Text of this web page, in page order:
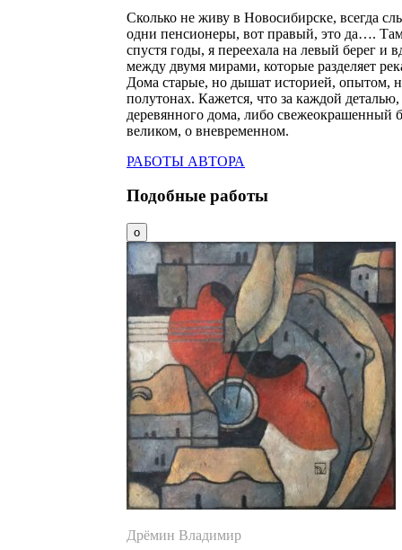
Сколько не живу в Новосибирске, всегда
одни пенсионеры, вот правый, это да….
спустя годы, я переехала на левый берег и
между двумя мирами, которые разделяет
Дома старые, но дышат историей, опытом,
полутонах. Кажется, что за каждой
деревянного дома, либо свежеокрашенный
великом, о вневременном.
РАБОТЫ АВТОРА
Подобные работы
Дрёмин Владимир